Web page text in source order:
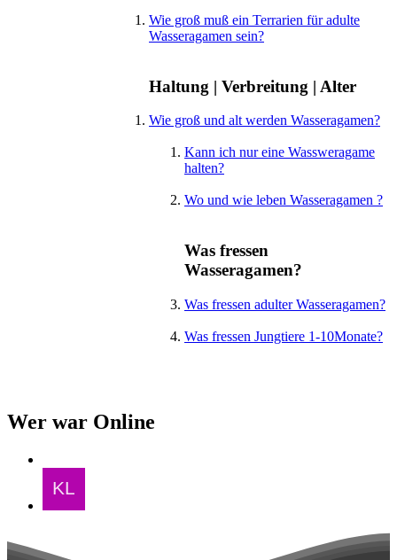
Wie groß muß ein Terrarien für adulte
Wasseragamen sein?
Haltung | Verbreitung | Alter
Wie groß und alt werden Wasseragamen?
Kann ich nur eine Wassweragame
halten?
Wo und wie leben Wasseragamen ?
Was fressen
Wasseragamen?
Was fressen adulter Wasseragamen?
Was fressen Jungtiere 1-10Monate?
Wer war Online